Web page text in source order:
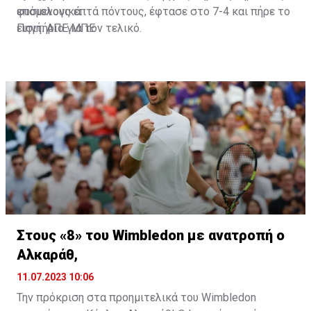
φυσιολογικά.
επόμενους επτά πόντους, έφτασε στο 7-4 και πήρε το
εισιτήριο για τον τελικό.
Πηγή: ΑΠΕ ΜΠΕ
Στους «8» του Wimbledon με ανατροπή o
Αλκαράθ,
11.07.2023 10:06
Την πρόκριση στα προημιτελικά του Wimbledon